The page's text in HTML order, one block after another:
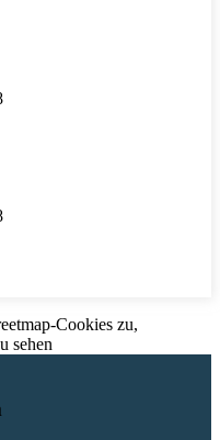
Cookies zu,
sehen